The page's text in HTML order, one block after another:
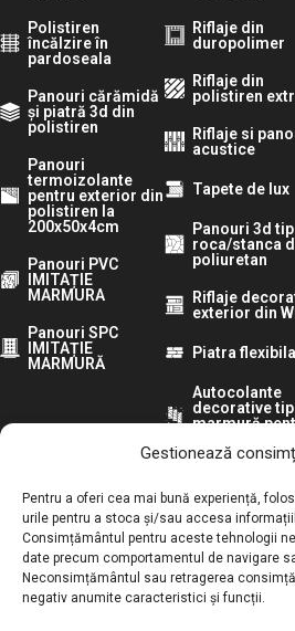
Gestionează
Pentru a oferi cea mai bună experiență,
urile pentru a stoca și/sau accesa
Consimțământul pentru aceste tehnologii
date precum comportamentul de navigare
Neconsimțământul sau retragerea
negativ anumite caracteristici și funcții.
Polistiren
încălzire în
pardoseala
Panouri cărămidă
și piatră 3d din
polistiren
Panouri
termoizolante
pentru exterior din
polistiren la
200x50x4cm
Panouri PVC
IMITAȚIE
MARMURA
Panouri SPC
IMITAȚIE
MARMURĂ
Riflaje din
duropolimer
Riflaje din
polistiren
Riflaje si
acustice
Tapete de lux
Panouri 3d tip
roca/stanca
poliuretan
Riflaje
exterior din
Piatra flexibila
Autocolante
decorative tip
marmură
ANPC:
Autoritatea Națională pentru Protecția